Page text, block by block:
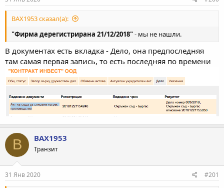
BAX1953 сказал(а):
"Фирма дерегистрирана 21/12/2018"- мы не нашли.
В документах есть вкладка - Дело, она предпоследняя
там самая первая запись, то есть последняя по времени
B BAX1953
Транзит
31 Янв 2020 #201